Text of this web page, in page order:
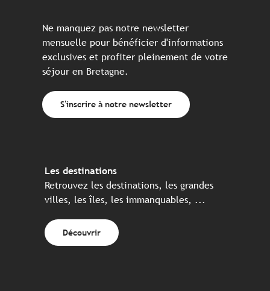
Ne manquez pas notre newsletter
mensuelle pour bénéficier d'informations
exclusives et profiter pleinement de votre
séjour en Bretagne.
S'inscrire à notre newsletter
Les destinations
Retrouvez les destinations, les grandes
villes, les îles, les immanquables, ...
Découvrir